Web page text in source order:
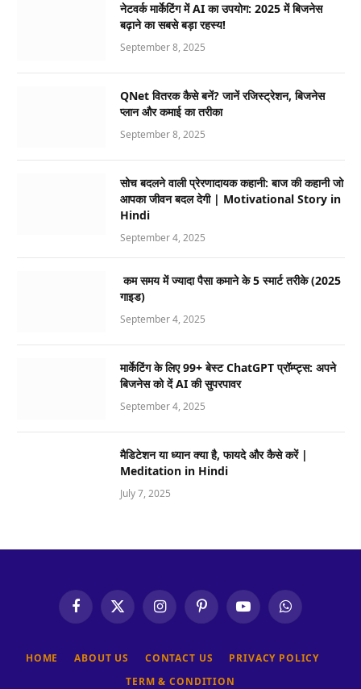
नेटवर्क मार्केटिंग में AI का उपयोग: 2025 में बिजनेस
बढ़ाने का सबसे बड़ा रहस्य!
September 8, 2025
QNet वितरक कैसे बनें? जानें रजिस्ट्रेशन, बिजनेस
प्लान और कमाई का तरीका
September 8, 2025
सोच बदलने वाली प्रेरणादायक कहानी: बाज की कहानी जो
आपका जीवन बदल देगी | Motivational Story in
Hindi
September 4, 2025
कम समय में ज्यादा पैसा कमाने के 5 स्मार्ट तरीके (2025
गाइड)
September 4, 2025
मार्केटिंग के लिए 99+ बेस्ट ChatGPT प्रॉम्प्ट्स: अपने
बिजनेस को दें AI की सुपरपावर
September 4, 2025
मैडिटेशन या ध्यान क्या है, फायदे और कैसे करें |
Meditation in Hindi
July 7, 2025
FacebookX
(Twitter)
InstagramPinterestYouTubeWhatsApp
HOME ABOUT US CONTACT US
PRIVACY POLICY
TERM & CONDITION